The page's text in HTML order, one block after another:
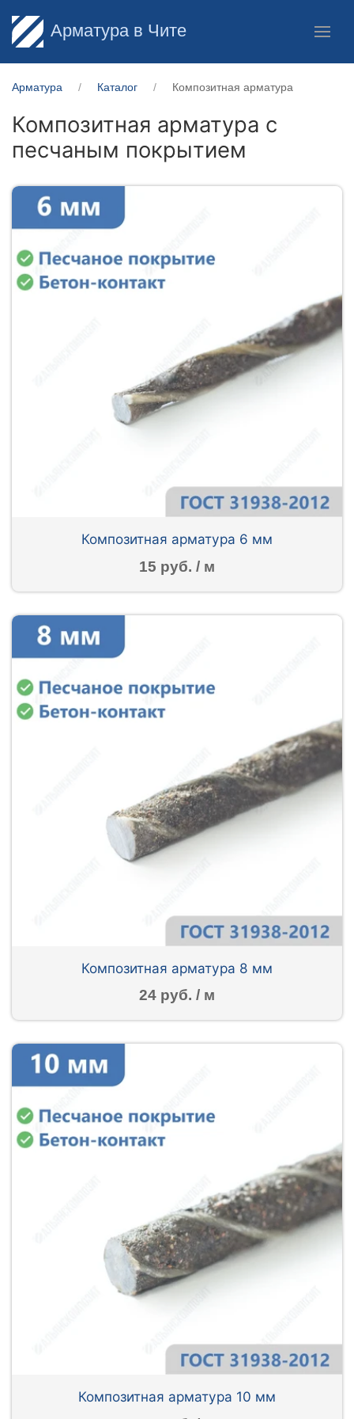
Арматура в Чите
Арматура Каталог Композитная арматура
Композитная арматура с
песчаным покрытием
Композитная арматура 6 мм
15 руб. / м
Композитная арматура 8 мм
24 руб. / м
Композитная арматура 10 мм